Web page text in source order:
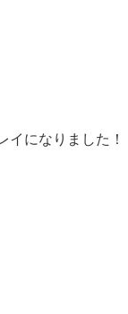
イになりました！